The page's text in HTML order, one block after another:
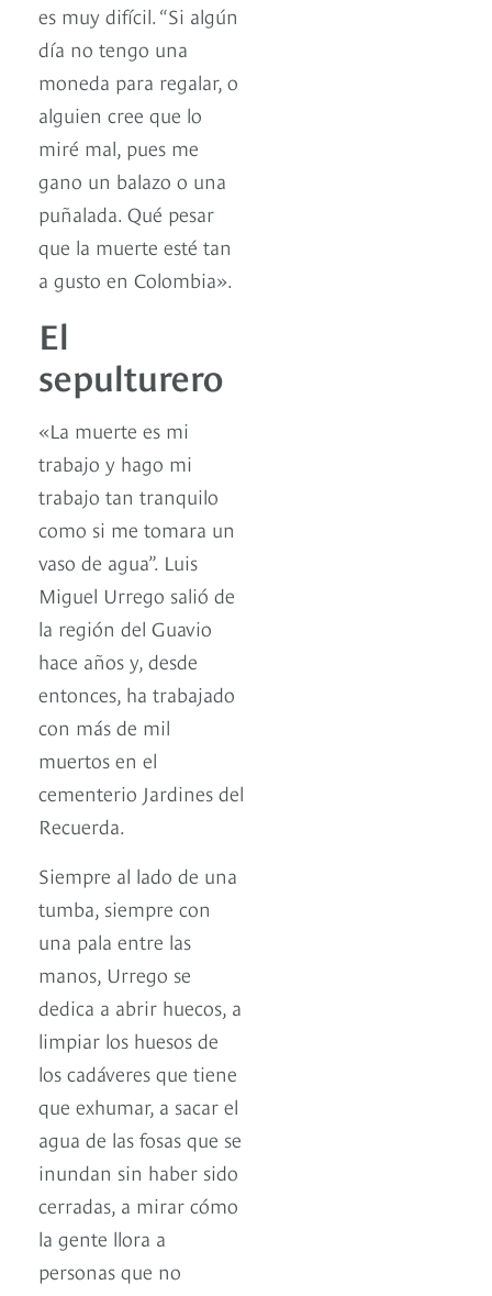
es muy difícil. “Si algún
día no tengo una
moneda para regalar, o
alguien cree que lo
miré mal, pues me
gano un balazo o una
puñalada. Qué pesar
que la muerte esté tan
a gusto en Colombia».
El
sepulturero
«La muerte es mi
trabajo y hago mi
trabajo tan tranquilo
como si me tomara un
vaso de agua”. Luis
Miguel Urrego salió de
la región del Guavio
hace años y, desde
entonces, ha trabajado
con más de mil
muertos en el
cementerio Jardines del
Recuerda.
Siempre al lado de una
tumba, siempre con
una pala entre las
manos, Urrego se
dedica a abrir huecos, a
limpiar los huesos de
los cadáveres que tiene
que exhumar, a sacar el
agua de las fosas que se
inundan sin haber sido
cerradas, a mirar cómo
la gente llora a
personas que no